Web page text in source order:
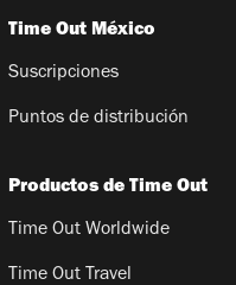
Time Out México
Suscripciones
Puntos de distribución
Productos de Time Out
Time Out Worldwide
Time Out Travel